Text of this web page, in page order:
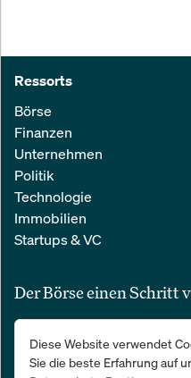
Ressorts
Börse
Finanzen
Unternehmen
Politik
Technologie
Immobilien
Startups & VC
Der Börse einen Schritt
Alle relevanten Nachrichten
einfachen E-Mail. 100 %
Diese Website verwendet
Sie die beste Erfahrung auf